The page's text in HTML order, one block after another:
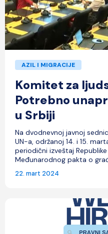
AZIL I MIGRACIJE
Komitet za
Potrebno
u Srbiji
Na dvodnevnoj javnoj
UN-a, održanoj 14. i 15.
periodični izveštaj
Međunarodnog pakta o
22. mart 2024